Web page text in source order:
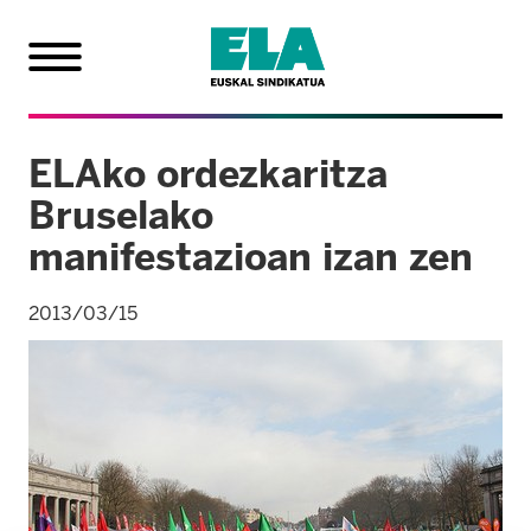
ELAko ordezkaritza
Bruselako
manifestazioan izan zen
2013/03/15